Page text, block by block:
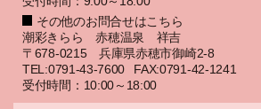
その他のお問合せはこちら
潮彩きらら 赤穂温泉 祥吉
〒678-0215 兵庫県赤穂市御崎2-8
TEL:0791-43-7600
FAX:0791-42-1241
受付時間：10:00～18:00